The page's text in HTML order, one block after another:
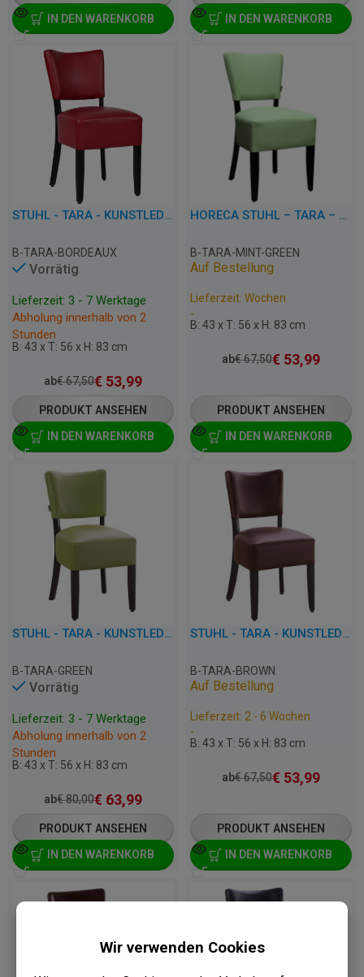
IN DEN WARENKORB
IN DEN WARENKORB
STUHL - TARA - KUNSTLEDER
B-TARA-BORDEAUX
Vorrätig
Lieferzeit: 3 - 7 Werktage
Abholung innerhalb von 2
Stunden
B: 43 x T: 56 x H: 83 cm
ab€67,50€ 53,99
PRODUKT ANSEHEN
IN DEN WARENKORB
HORECA STUHL – TARA – KUNSTLEDER
B-TARA-MINT-GREEN
Auf Bestellung
Lieferzeit: Wochen
-
B: 43 x T: 56 x H: 83 cm
ab€67,50€ 53,99
PRODUKT ANSEHEN
IN DEN WARENKORB
STUHL - TARA - KUNSTLEDER
B-TARA-GREEN
Vorrätig
Lieferzeit: 3 - 7 Werktage
Abholung innerhalb von 2
Stunden
B: 43 x T: 56 x H: 83 cm
ab€80,00€ 63,99
PRODUKT ANSEHEN
IN DEN WARENKORB
STUHL - TARA - KUNSTLEDER
B-TARA-BROWN
Auf Bestellung
Lieferzeit: 2 - 6 Wochen
-
B: 43 x T: 56 x H: 83 cm
ab€67,50€ 53,99
PRODUKT ANSEHEN
IN DEN WARENKORB